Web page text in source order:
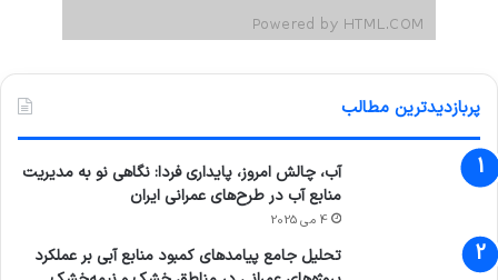
پربازدیدترین مطالب
آب، چالش امروز، پایداری فردا: نگاهی نو به مدیریت
منابع آب در طرح‌های عمرانی ایران
4 می 2025
تحلیل جامع پیامدهای کمبود منابع آبی بر عملکرد